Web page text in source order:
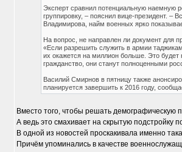
Эксперт сравнил потенциальную наемную
группировку, – пояснил вице-президент. –
Владимирова, найм военных ярко
На вопрос, не направлен ли документ для
«Если разрешить служить в армии
их окажется на миллион больше. Это
гражданство, они станут полноценными
Василий Смирнов в пятницу также
планируется завершить к 2016 году,
Вместо того, чтобы решать демографическую
А ведь это смахивает на скрытую подстройку
В одной из новостей проскакивала именно
Причём упоминались в качестве